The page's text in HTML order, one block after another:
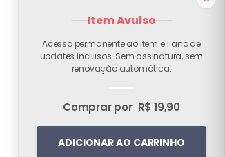
Item Avulso
Acesso permanente ao item e 1 ano de
updates inclusos. Sem assinatura, sem
renovação automática.
Comprar por R$ 19,90
ADICIONAR AO CARRINHO